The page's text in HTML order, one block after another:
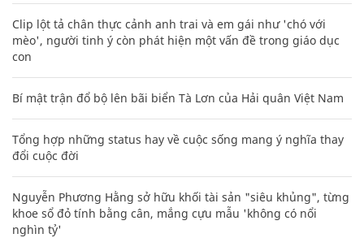
Clip lột tả chân thực cảnh anh trai và em gái như 'chó với
mèo', người tinh ý còn phát hiện một vấn đề trong giáo dục
con
Bí mật trận đổ bộ lên bãi biển Tà Lơn của Hải quân Việt Nam
Tổng hợp những status hay về cuộc sống mang ý nghĩa thay
đổi cuộc đời
Nguyễn Phương Hằng sở hữu khối tài sản "siêu khủng", từng
khoe sổ đỏ tính bằng cân, mắng cựu mẫu 'không có nổi
nghìn tỷ'